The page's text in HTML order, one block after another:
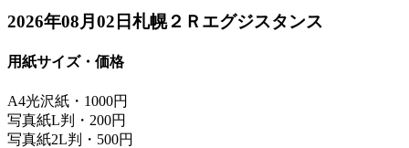
2026年08月02日札幌２Ｒエグジスタンス
用紙サイズ・価格
A4光沢紙・1000円
写真紙L判・200円
写真紙2L判・500円